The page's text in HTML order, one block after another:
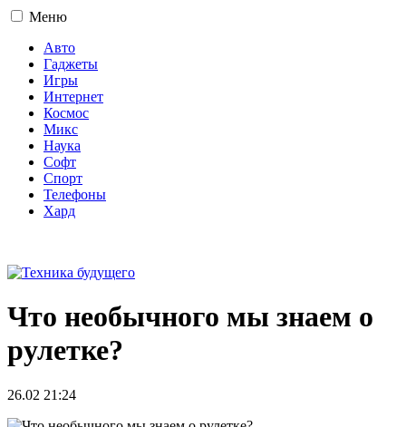
Меню
Авто
Гаджеты
Игры
Интернет
Космос
Микс
Наука
Софт
Спорт
Телефоны
Хард
Что необычного мы знаем о
рулетке?
26.02 21:24